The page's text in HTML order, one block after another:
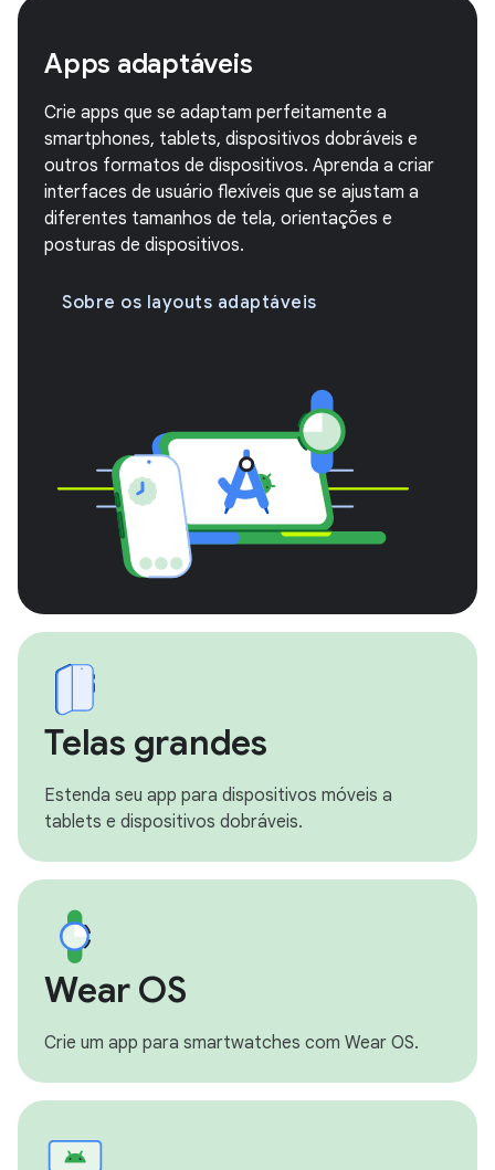
Apps adaptáveis
Crie apps que se adaptam perfeitamente a
smartphones, tablets, dispositivos dobráveis e
outros formatos de dispositivos. Aprenda a criar
interfaces de usuário flexíveis que se ajustam a
diferentes tamanhos de tela, orientações e
posturas de dispositivos.
Sobre os layouts adaptáveis
Telas grandes
Estenda seu app para dispositivos móveis a
tablets e dispositivos dobráveis.
Wear OS
Crie um app para smartwatches com Wear OS.